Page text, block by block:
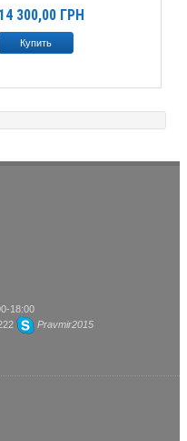
14 300,00 ГРН
18:00
Pravmir2015